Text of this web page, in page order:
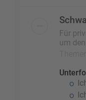
Für
um